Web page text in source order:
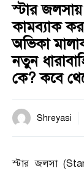
স্টার
কামব্যাক
অভিকা
নতুন
কে? কবে
Shreyasi
স্টার জলসা